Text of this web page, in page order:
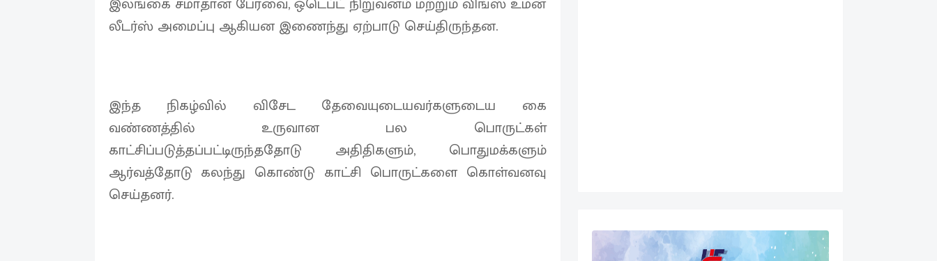
லீடர்ஸ் அமைப்பு ஆகியன இணைந்து ஏற்பாடு செய்திருந்தன.
இந்த நிகழ்வில் விசேட தேவையுடையவர்களுடைய கை
வண்ணத்தில் உருவான பல பொருட்கள்
காட்சிப்படுத்தப்பட்டிருந்ததோடு அதிதிகளும், பொதுமக்களும்
ஆர்வத்தோடு கலந்து கொண்டு காட்சி பொருட்களை கொள்வனவு
செய்தனர்.